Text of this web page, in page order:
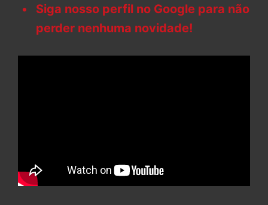
Siga nosso perfil no Google para não
perder nenhuma novidade!